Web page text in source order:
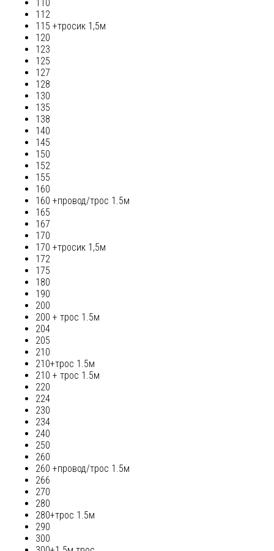
110
112
115 +тросик 1,5м
120
123
125
127
128
130
135
138
140
145
150
152
155
160
160 +провод/трос 1.5м
165
167
170
170 +тросик 1,5м
172
175
180
190
200
200 + трос 1.5м
204
205
210
210+трос 1.5м
210 + трос 1.5м
220
224
230
234
240
250
260
260 +провод/трос 1.5м
266
270
280
280+трос 1.5м
290
300